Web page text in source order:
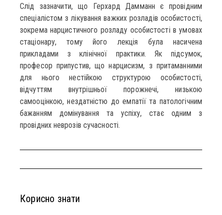
Слід зазначити, що Герхард Дамманн є провідним
спеціалістом з лікування важких розладів особистості,
зокрема нарцистичного розладу особистості в умовах
стаціонару, тому його лекція була насичена
прикладами з клінічної практики. Як підсумок,
професор припустив, що нарцисизм, з притаманними
для нього нестійкою структурою особистості,
відчуттям внутрішньої порожнечі, низькою
самооцінкою, нездатністю до емпатії та патологічним
бажанням домінування та успіху, стає одним з
провідних неврозів сучасності.
Корисно знати